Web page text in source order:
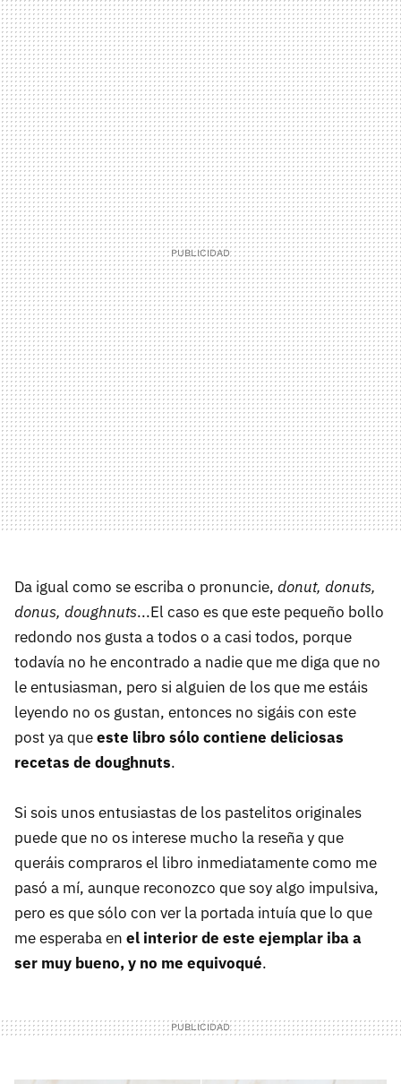
Da igual como se escriba o pronuncie, donut, donuts,
donus, doughnuts...El caso es que este pequeño bollo
redondo nos gusta a todos o a casi todos, porque
todavía no he encontrado a nadie que me diga que no
le entusiasman, pero si alguien de los que me estáis
leyendo no os gustan, entonces no sigáis con este
post ya queeste libro sólo contiene deliciosas
recetas de doughnuts.
Si sois unos entusiastas de los pastelitos originales
puede que no os interese mucho la reseña y que
queráis compraros el libro inmediatamente como me
pasó a mí, aunque reconozco que soy algo impulsiva,
pero es que sólo con ver la portada intuía que lo que
me esperaba en el interior de este ejemplar iba a
ser muy bueno, y no me equivoqué.